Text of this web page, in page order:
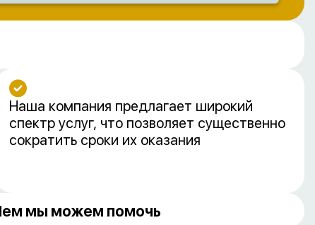
Наша компания предлагает широкий
спектр услуг, что позволяет существенно
сократить сроки их оказания
мы можем помочь